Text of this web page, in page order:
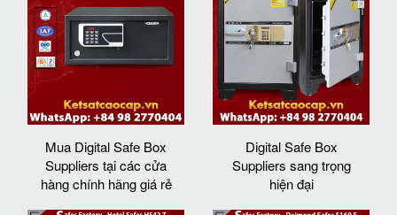
Mua Digital Safe Box
Suppliers tại các cửa
hàng chính hãng giá rẻ
Digital Safe Box
Suppliers sang trọng
hiện đại